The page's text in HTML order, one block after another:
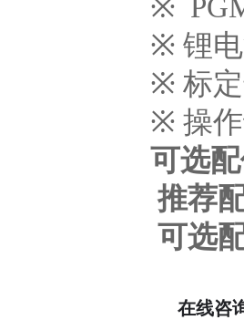
※
※ 锂
※ 标
※ 操
可选
推荐
可选
在线咨